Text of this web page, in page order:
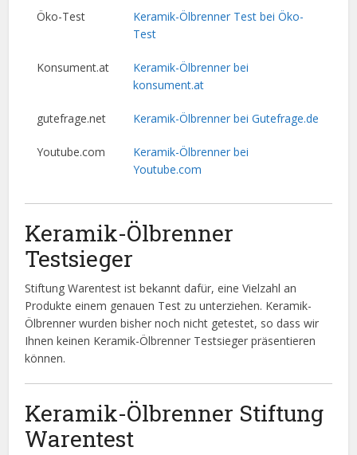
Öko-Test
Keramik-Ölbrenner Test bei Öko-
Test
Konsument.at
Keramik-Ölbrenner bei
konsument.at
gutefrage.net Keramik-Ölbrenner bei Gutefrage.de
Youtube.com
Keramik-Ölbrenner bei
Youtube.com
Keramik-Ölbrenner
Testsieger
Stiftung Warentest ist bekannt dafür, eine Vielzahl an
Produkte einem genauen Test zu unterziehen. Keramik-
Ölbrenner wurden bisher noch nicht getestet, so dass wir
Ihnen keinen Keramik-Ölbrenner Testsieger präsentieren
können.
Keramik-Ölbrenner Stiftung
Warentest